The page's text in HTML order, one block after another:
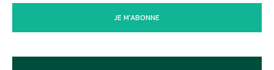
JE M'ABONNE